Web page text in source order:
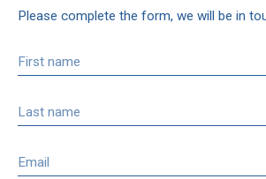
Please complete the form, we will be in
First name
Last name
Email